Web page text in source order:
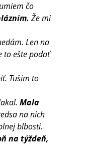
čo
Že mi
Len na
to ešte podať
Tuším to
Mala
na nich
blbosti.
na týždeň,